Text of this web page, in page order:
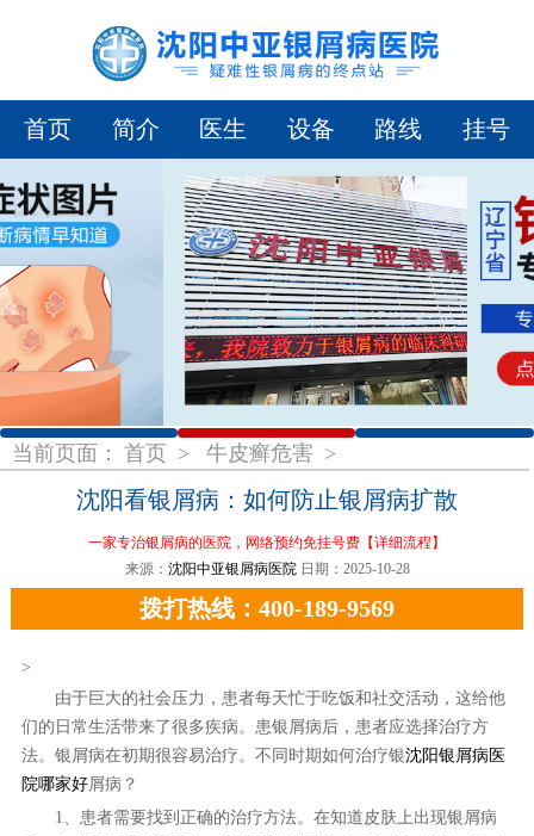
首页 简介 医生 设备 路线 挂号
1 2 3
当前页面： 首页 > 牛皮癣危害 >
沈阳看银屑病：如何防止银屑病扩散
一家专治银屑病的医院，网络预约免挂号费 【详细流程】
来源： 沈阳中亚银屑病医院 日期：2025-10-28
拨打热线：400-189-9569
>
由于巨大的社会压力，患者每天忙于吃饭和社交活动，这给他
们的日常生活带来了很多疾病。患银屑病后，患者应选择治疗方
法。银屑病在初期很容易治疗。不同时期如何治疗银沈阳银屑病医
院哪家好屑病？
1、患者需要找到正确的治疗方法。在知道皮肤上出现银屑病